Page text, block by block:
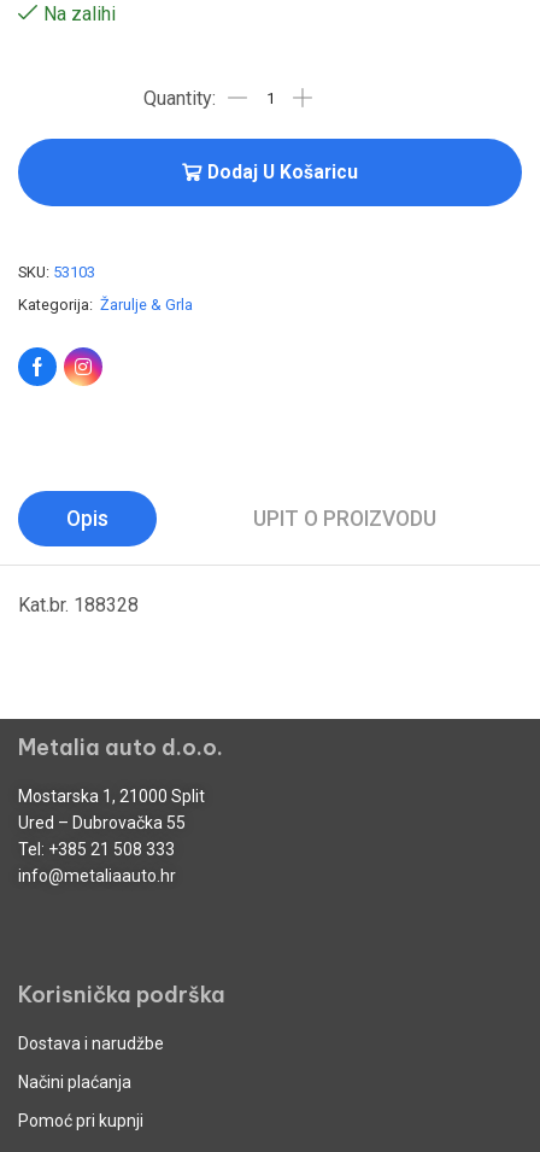
Na zalihi
Dodaj U Košaricu
SKU: 53103
Kategorija: Žarulje & Grla
Opis UPIT O PROIZVODU
Kat.br. 188328
Metalia auto d.o.o.
Mostarska 1, 21000 Split
Ured – Dubrovačka 55
Tel: +385 21 508 333
info@metaliaauto.hr
Korisnička podrška
Dostava i narudžbe
Načini plaćanja
Pomoć pri kupnji